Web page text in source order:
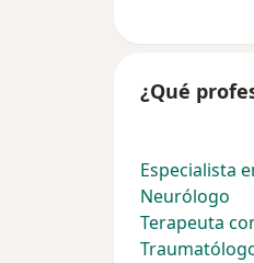
¿Qué
Especialista
Neurólogo
Terapeuta